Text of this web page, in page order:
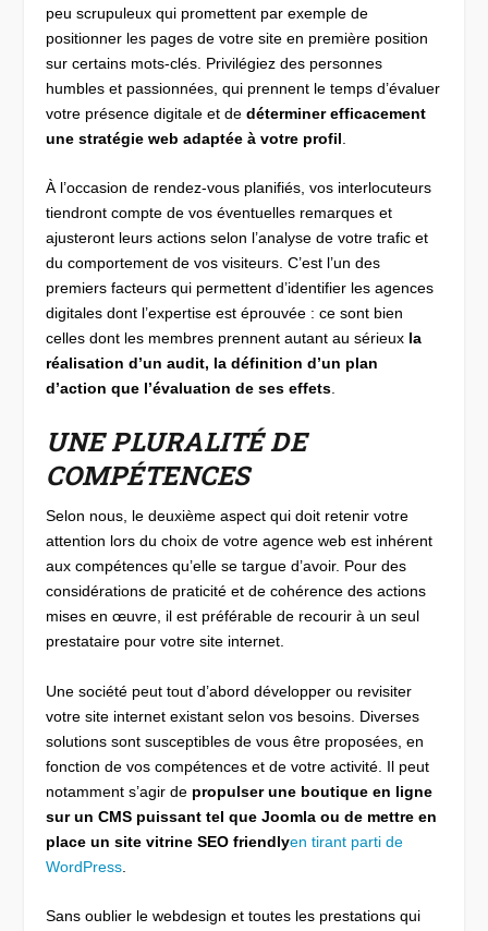
peu scrupuleux qui promettent par exemple de
positionner les pages de votre site en première position
sur certains mots-clés. Privilégiez des personnes
humbles et passionnées, qui prennent le temps d’évaluer
votre présence digitale et dedéterminer efficacement
une stratégie web adaptée à votre profil
À l’occasion de rendez-vous planifiés, vos interlocuteurs
tiendront compte de vos éventuelles remarques et
ajusteront leurs actions selon l’analyse de votre trafic et
du comportement de vos visiteurs. C’est l’un des
premiers facteurs qui permettent d’identifier les agences
digitales dont l’expertise est éprouvée : ce sont bien
celles dont les membres prennent autant au sérieux la
réalisation d’un audit, la définition d’un plan
d’action que l’évaluation de ses effets
UNE PLURALITÉ DE
COMPÉTENCES
Selon nous, le deuxième aspect qui doit retenir votre
attention lors du choix de votre agence web est inhérent
aux compétences qu’elle se targue d’avoir. Pour des
considérations de praticité et de cohérence des actions
mises en œuvre, il est préférable de recourir à un seul
prestataire pour votre site internet.
Une société peut tout d’abord développer ou revisiter
votre site internet existant selon vos besoins. Diverses
solutions sont susceptibles de vous être proposées, en
fonction de vos compétences et de votre activité. Il peut
notamment s’agir de propulser une boutique en ligne
sur un CMS puissant tel que Joomla ou de mettre en
place un site vitrine SEO friendlyen tirant parti de
WordPress
Sans oublier le webdesign et toutes les prestations qui